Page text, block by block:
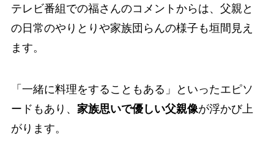
テレビ番組での福さんのコメントからは、父親と
の日常のやりとりや家族団らんの様子も垣間見え
ます。
「一緒に料理をすることもある」といったエピソ
ードもあり、 家族思いで優しい父親像が浮かび上
がります。